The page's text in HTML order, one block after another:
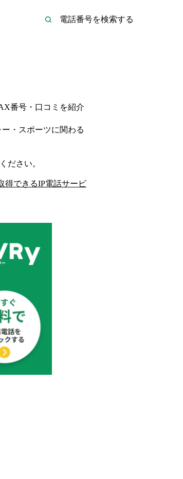
番号・口コミを紹介
ー・スポーツに関わる
ださい。
得できるIP電話サービ